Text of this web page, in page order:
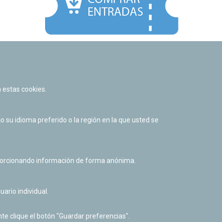
Política de cookies
Derecho de acceso a información pública
cookies.
su idioma preferido o la región en la que usted se
información de forma anónima.
individual.
clique el botón "Guardar preferencias".